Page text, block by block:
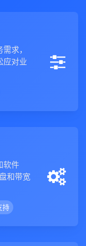
求，
应对业
软件
和带宽
持